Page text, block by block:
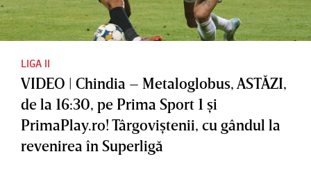
LIGA II
VIDEO | Chindia – Metaloglobus, ASTĂZI,
de la 16:30, pe Prima Sport 1 şi
PrimaPlay.ro! Târgoviştenii, cu gândul la
revenirea în Superligă